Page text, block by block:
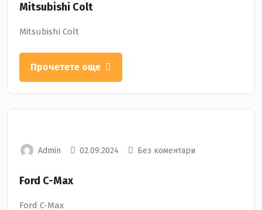
Mitsubishi Colt
Mitsubishi Colt
Прочетете още
Admin 02.09.2024 Без коментари
Ford C-Max
Ford C-Max